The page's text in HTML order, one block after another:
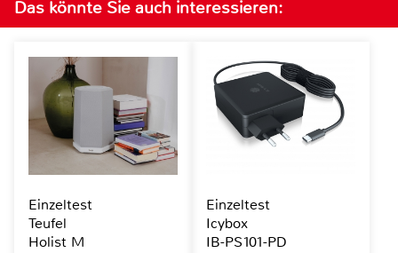
Das könnte Sie auch interessieren:
Einzeltest
Teufel
Holist M
Einzeltest
Icybox
IB-PS101-PD